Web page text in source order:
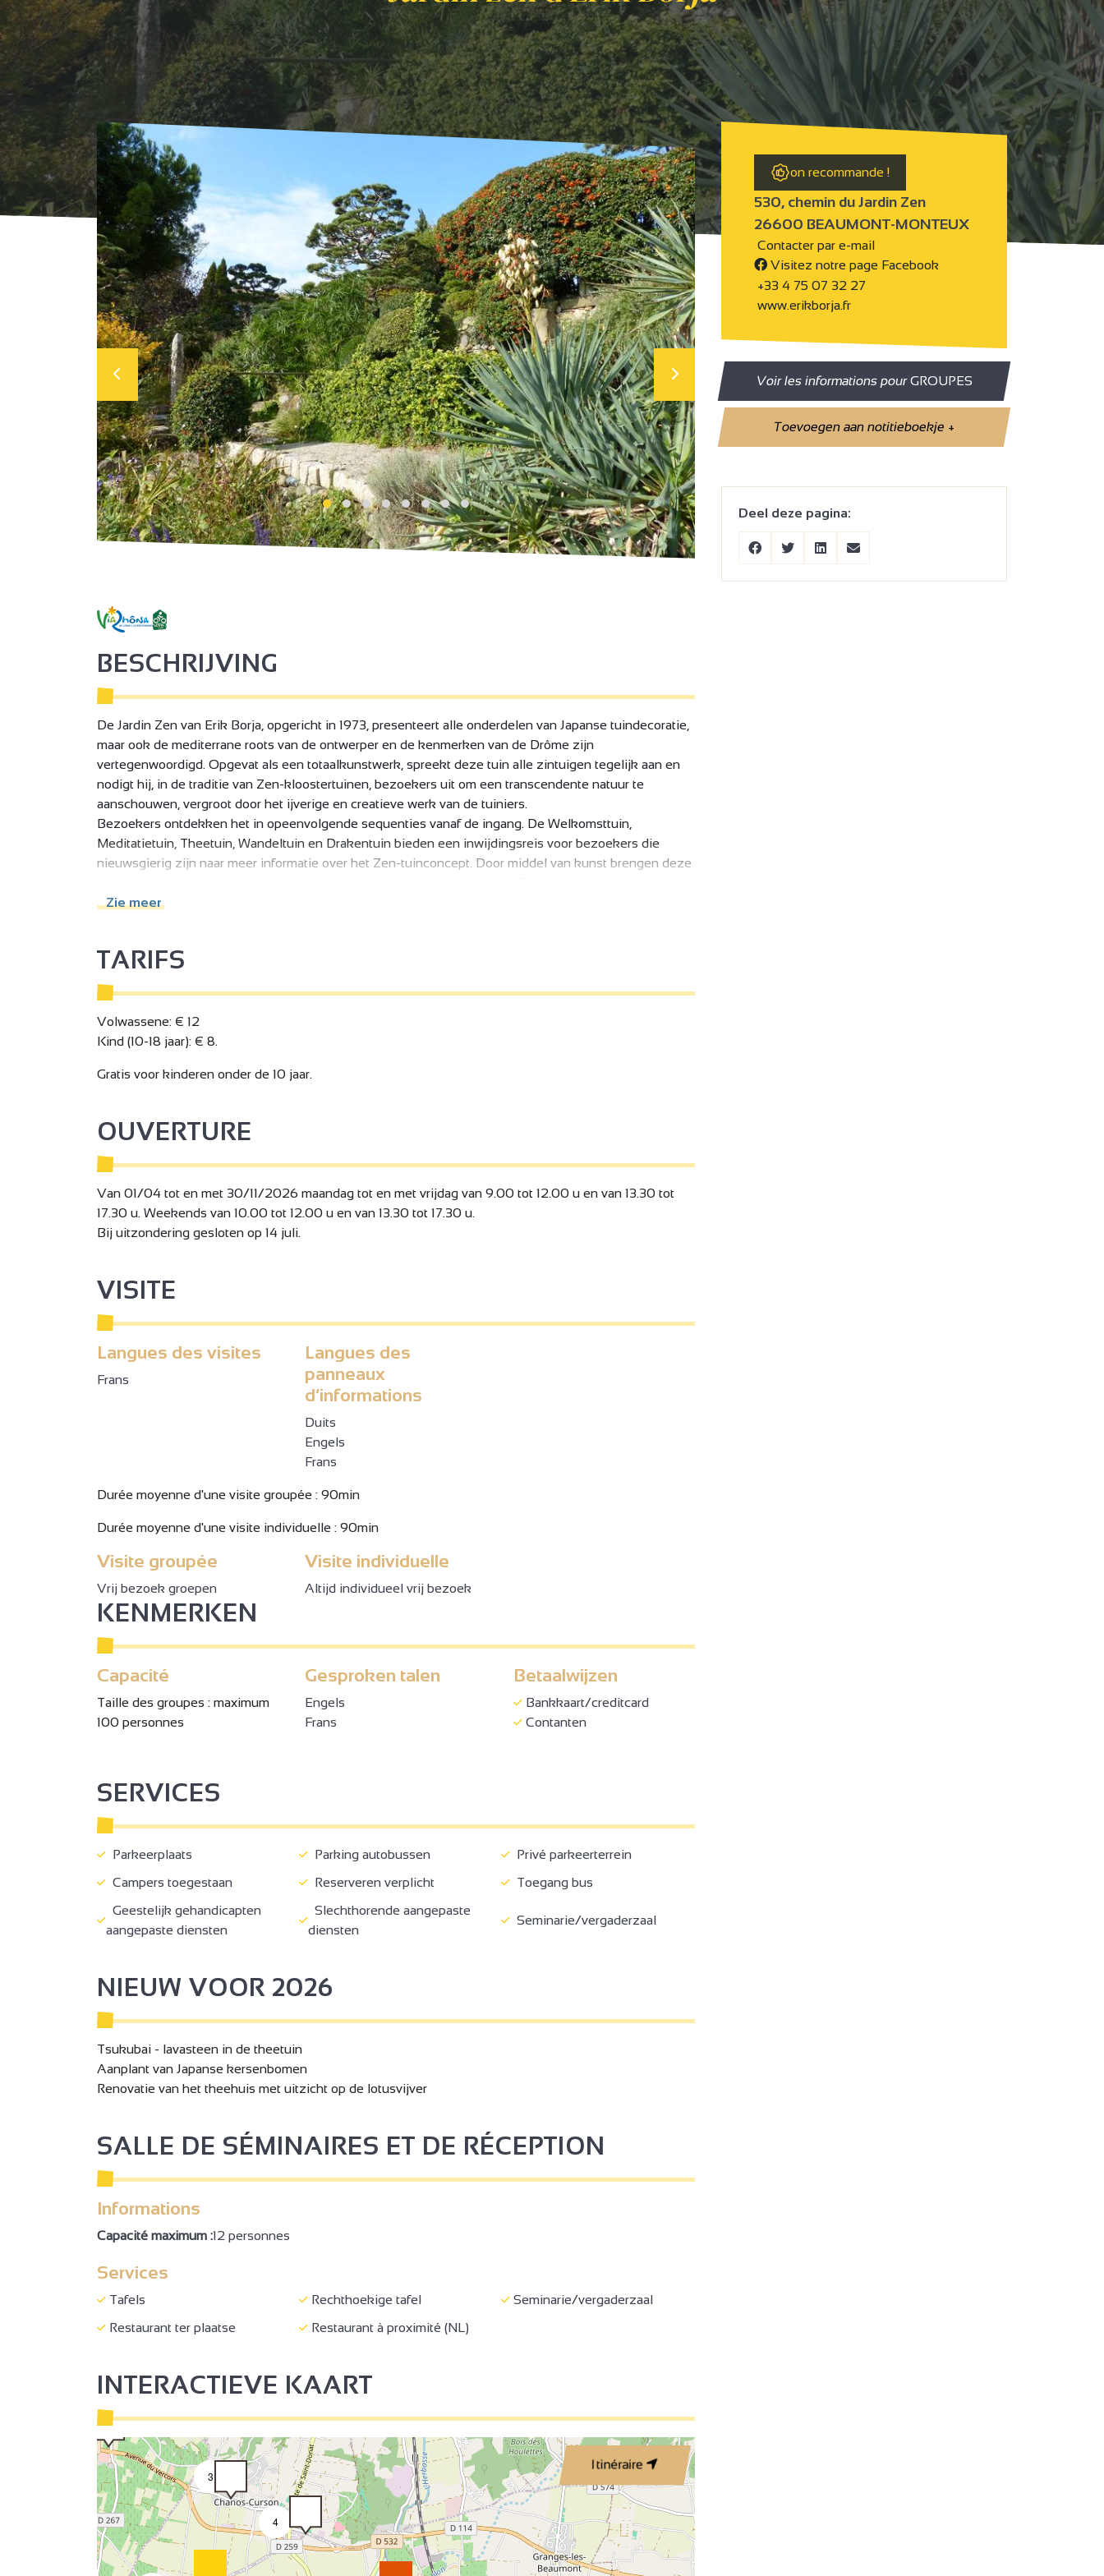
on recommande !
530, chemin du Jardin Zen
26600 BEAUMONT-MONTEUX
Contacter par e-mail
Visitez notre page Facebook
+33 4 75 07 32 27
www.erikborja.fr
Voir les informations pourGROUPES
Toevoegen aan notitieboekje+
Deel deze pagina:
BESCHRIJVING
De Jardin Zen van Erik Borja, opgericht in 1973, presenteert alle onderdelen van Japanse tuindecoratie,
maar ook de mediterrane roots van de ontwerper en de kenmerken van de Drôme zijn
vertegenwoordigd. Opgevat als een totaalkunstwerk, spreekt deze tuin alle zintuigen tegelijk aan en
nodigt hij, in de traditie van Zen-kloostertuinen, bezoekers uit om een transcendente natuur te
aanschouwen, vergroot door het ijverige en creatieve werk van de tuiniers.
Bezoekers ontdekken het in opeenvolgende sequenties vanaf de ingang. De Welkomsttuin,
Meditatietuin, Theetuin, Wandeltuin en Drakentuin bieden een inwijdingsreis voor bezoekers die
nieuwsgierig zijn naar meer informatie over het Zen-tuinconcept. Door middel van kunst brengen deze
dompelen worden we gereinigd van existentiële troep en worden we opengesteld voor gemeenschap
Zie meer
TARIFS
Volwassene: € 12
Kind (10-18 jaar): € 8.
Gratis voor kinderen onder de 10 jaar.
OUVERTURE
Van 01/04 tot en met 30/11/2026 maandag tot en met vrijdag van 9.00 tot 12.00 u en van 13.30 tot
17.30 u. Weekends van 10.00 tot 12.00 u en van 13.30 tot 17.30 u.
Bij uitzondering gesloten op 14 juli.
VISITE
Langues des visites
Frans
Langues des
panneaux
d’informations
Duits
Engels
Frans
Durée moyenne d'une visite groupée : 90min
Durée moyenne d'une visite individuelle : 90min
Visite groupée
Vrij bezoek groepen
Visite individuelle
Altijd individueel vrij bezoek
KENMERKEN
Capacité
Taille des groupes : maximum
100 personnes
Gesproken talen
Engels
Frans
Betaalwijzen
Bankkaart/creditcard
Contanten
SERVICES
Parkeerplaats Parking autobussen
Privé parkeerterrein
Campers toegestaan
Reserveren verplicht
Toegang bus
Geestelijk gehandicapten
aangepaste diensten
Slechthorende aangepaste
diensten
Seminarie/vergaderzaal
NIEUW VOOR 2026
Tsukubai - lavasteen in de theetuin
Aanplant van Japanse kersenbomen
Renovatie van het theehuis met uitzicht op de lotusvijver
SALLE DE SÉMINAIRES ET DE RÉCEPTION
Informations
Capacité maximum :12 personnes
Services
Tafels Rechthoekige tafel
Seminarie/vergaderzaal
Restaurant ter plaatse
Restaurant à proximité (NL)
INTERACTIEVE KAART
Itinéraire
3
4
3
4